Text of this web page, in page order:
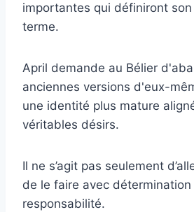
importantes qui définiront
terme.
April demande au Bélier
anciennes versions d'eux-
une identité plus mature
véritables désirs.
Il ne s’agit pas seulement
de le faire avec
responsabilité.